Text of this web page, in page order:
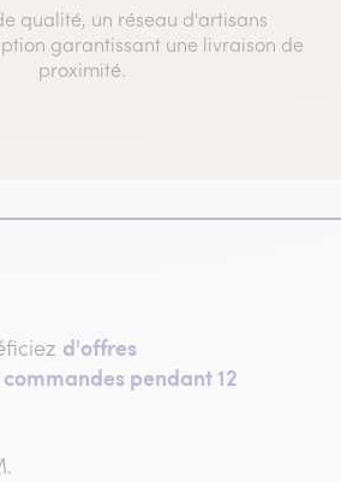
qualité, un réseau d'artisans
garantissant une livraison de
proximité.
d'offres
pendant 12